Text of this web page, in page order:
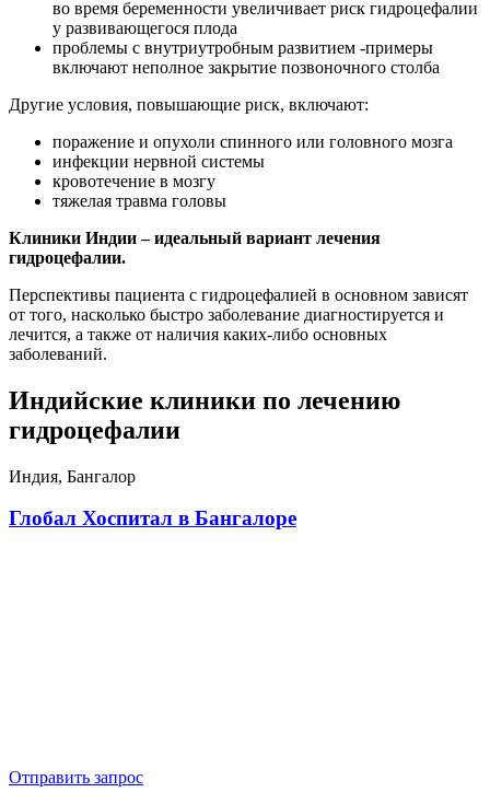
во время беременности увеличивает риск гидроцефалии
у развивающегося плода
проблемы с внутриутробным развитием -примеры
включают неполное закрытие позвоночного столба
Другие условия, повышающие риск, включают:
поражение и опухоли спинного или головного мозга
инфекции нервной системы
кровотечение в мозгу
тяжелая травма головы
Клиники Индии – идеальный вариант лечения
гидроцефалии.
Перспективы пациента с гидроцефалией в основном зависят
от того, насколько быстро заболевание диагностируется и
лечится, а также от наличия каких-либо основных
заболеваний.
Индийские клиники по лечению
гидроцефалии
Индия, Бангалор
Глобал Хоспитал в Бангалоре
Отправить запрос